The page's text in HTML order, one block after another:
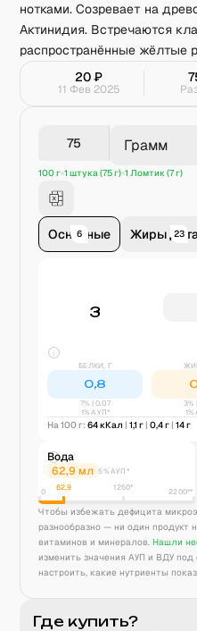
нотками. Созревает на
Актинидия. Встречаются
распространённые жёлтые
20₽
11 Фев 2025
Грамм
100 г 1 штука (75 г) 1 Ломтик (7 г)
Основные
6 Жиры 23
3
БЕЛКИ, Г
0,8
7% |0,07
1% АУП*
3%
На 100 г: 64кКал | 1,1 г | 0,4г | 14г
Вода
62,9 мл 5% АУП*
0 62,9 1250* 2200**
Чтобы избежать дефицита
разнообразно — ни один
витаминов и минералов. Нашли
изменить значения АУП и ВДУ под
настроить, какие нутриенты
Где купить?